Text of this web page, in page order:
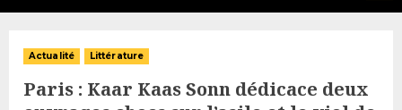
Menu
Actualité Littérature
Paris : Kaar Kaas Sonn dédicace deux